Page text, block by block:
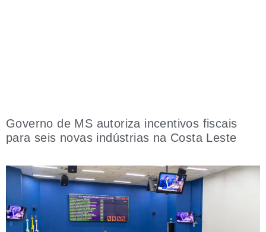
Governo de MS autoriza incentivos fiscais
para seis novas indústrias na Costa Leste